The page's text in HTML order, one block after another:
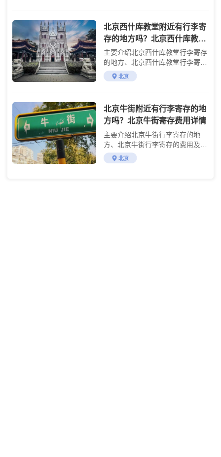
北京西什库教堂附近有行李寄
存的地方吗？北京西什库教堂
寄存费用详情
主要介绍北京西什库教堂行李寄存
的地方、北京西什库教堂行李寄存
的费用及游玩攻略
北京
北京牛街附近有行李寄存的地
方吗？北京牛街寄存费用详情
主要介绍北京牛街行李寄存的地
方、北京牛街行李寄存的费用及游
玩攻略
北京